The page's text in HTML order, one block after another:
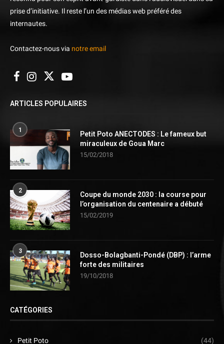
prise d’initiative. Il reste l’un des médias web préféré des
internautes.
Contactez-nous via notre email
ARTICLES POPULAIRES
1
Petit Poto ANECTODES : Le fameux but
miraculeux de Goua Marc
15/02/2018
2
Coupe du monde 2030 : la course pour
l’organisation du centenaire a débuté
15/02/2019
3
Dosso-Bolagbanti-Pondé (DBP) : l’arme
forte des militaires
19/10/2018
CATÉGORIES
Petit Poto (44)